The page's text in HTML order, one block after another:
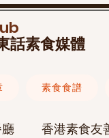
話素食媒體
香港素食友
素食食譜